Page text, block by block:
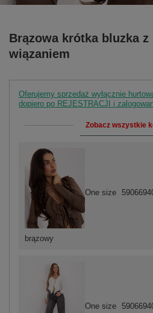
Brązowa krótka bluzka z
wiązaniem
Oferujemy sprzedaż wyłącznie
dopiero po REJESTRACJI i
Zobacz wszystkie
One size
brązowy
One size